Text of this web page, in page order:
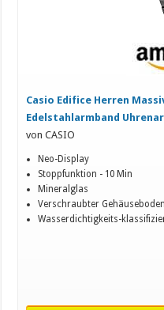
Casio Edifice Herren
Edelstahlarmband
von CASIO
Neo-Display
Stoppfunktion - 10 Min
Mineralglas
Verschraubter Gehäuseboden
Wasserdichtigkeits-